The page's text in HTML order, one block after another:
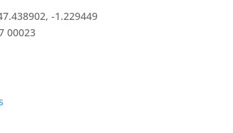
-1.229449
00023